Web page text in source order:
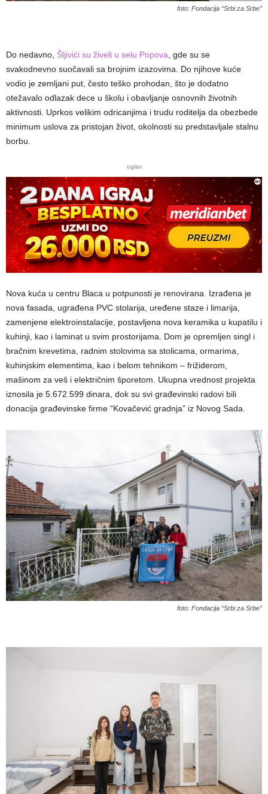
foto: Fondacija “Srbi za Srbe”
Do nedavno, Šljivići su živeli u selu Popova , gde su se
svakodnevno suočavali sa brojnim izazovima. Do njihove kuće
vodio je zemljani put, često teško prohodan, što je dodatno
otežavalo odlazak dece u školu i obavljanje osnovnih životnih
aktivnosti. Uprkos velikim odricanjima i trudu roditelja da obezbede
minimum uslova za pristojan život, okolnosti su predstavljale stalnu
borbu.
oglas
Nova kuća u centru Blaca u potpunosti je renovirana. Izrađena je
nova fasada, ugrađena PVC stolarija, uređene staze i limarija,
zamenjene elektroinstalacije, postavljena nova keramika u kupatilu i
kuhinji, kao i laminat u svim prostorijama. Dom je opremljen singl i
bračnim krevetima, radnim stolovima sa stolicama, ormarima,
kuhinjskim elementima, kao i belom tehnikom – frižiderom,
mašinom za veš i električnim šporetom. Ukupna vrednost projekta
iznosila je 5.672.599 dinara, dok su svi građevinski radovi bili
donacija građevinske firme “Kovačević gradnja” iz Novog Sada.
foto: Fondacija “Srbi za Srbe”